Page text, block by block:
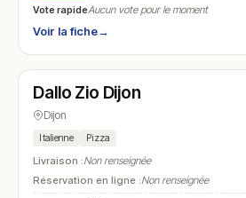
Vote rapideAucun vote pour le moment
Voir la fiche→
N° 14
Dallo Zio Dijon
Dijon
Italienne Pizza
Livraison :Non renseignée
Réservation en ligne :Non renseignée